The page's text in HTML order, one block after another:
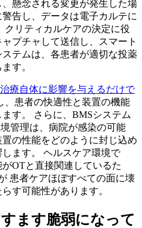
懸念される変更が発生した場
告し、データは電子カルテに
クリティカルケアの決定に役
プチャして送信し、スマート
テムは、各患者が適切な投薬
す。
療自体に影響を与えるだけで
、患者の快適性と装置の機能
す。 さらに、BMSシステム
管理は、病院が感染の可能
の性能をどのように封じ込め
ます。 ヘルスケア環境で
OTと直接関連しているた
患者ケアほぼすべての面に壊
す可能性があります。
ます脆弱になって